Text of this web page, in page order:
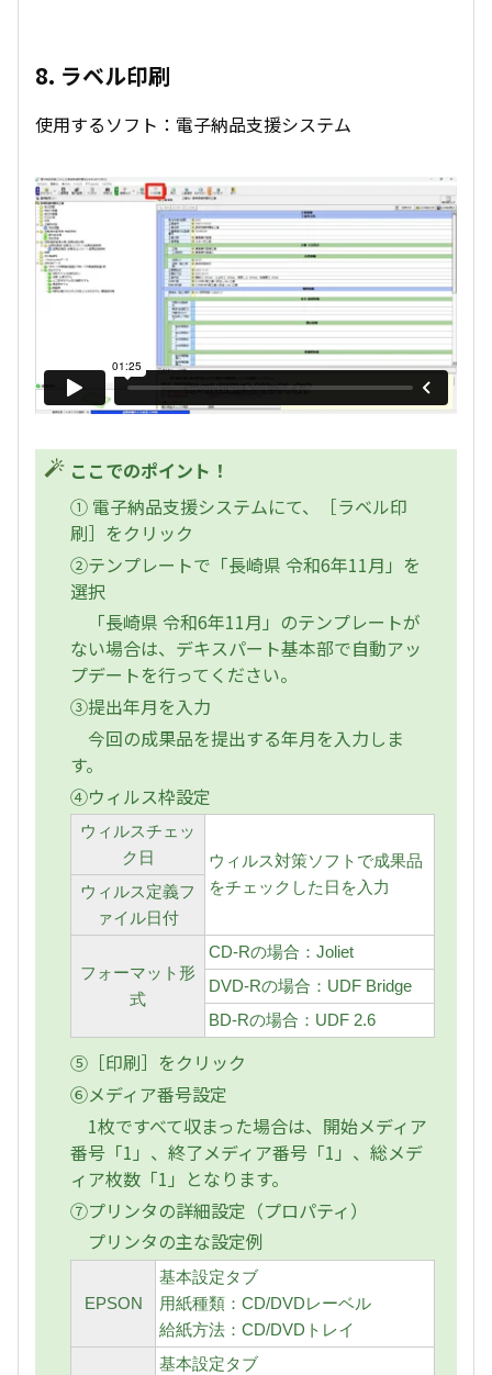
8. ラベル印刷
使用するソフト：電子納品支援システム
ここでのポイント！
① 電子納品支援システムにて、［ラベル印
刷］をクリック
②テンプレートで「長崎県 令和6年11月」を
選択
「長崎県 令和6年11月」のテンプレートが
ない場合は、デキスパート基本部で自動アッ
プデートを行ってください。
③提出年月を入力
今回の成果品を提出する年月を入力しま
す。
④ウィルス枠設定
ウィルスチェッ
ク日
ウィルス対策ソフトで成果品
をチェックした日を入力
ウィルス定義フ
ァイル日付
フォーマット形
式
CD-Rの場合：Joliet
DVD-Rの場合：UDF Bridge
BD-Rの場合：UDF 2.6
⑤［印刷］をクリック
⑥メディア番号設定
1枚ですべて収まった場合は、開始メディア
番号「1」、終了メディア番号「1」、総メデ
ィア枚数「1」となります。
⑦プリンタの詳細設定（プロパティ）
プリンタの主な設定例
EPSON
基本設定タブ
用紙種類：CD/DVDレーベル
給紙方法：CD/DVDトレイ
基本設定タブ